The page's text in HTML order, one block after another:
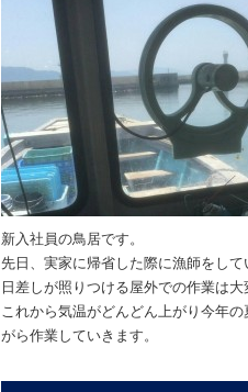
新入社員の鳥居です。
先日、実家に帰省した際に漁師をして
日差しが照りつける屋外での作業は
これから気温がどんどん上がり今年
がら作業していきます。